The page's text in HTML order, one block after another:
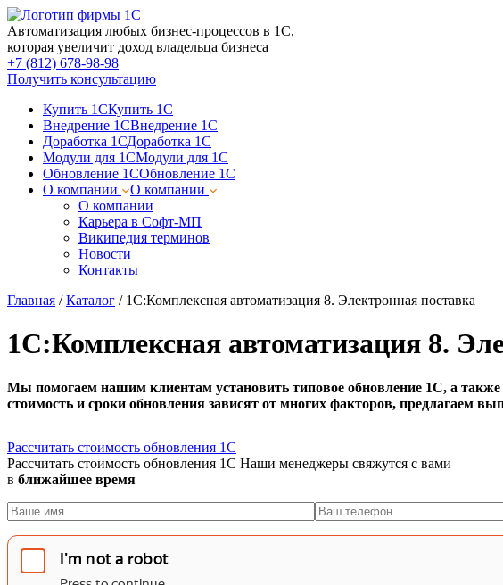
Автоматизация любых бизнес-процессов в 1С,
которая увеличит доход владельца бизнеса
+7 (812) 678-98-98
Получить консультацию
Купить 1СКупить 1С
Внедрение 1СВнедрение 1С
Доработка 1СДоработка 1С
Модули для 1СМодули для 1С
Обновление 1СОбновление 1С
О компании
О компании
О компании
Карьера в Софт-МП
Википедия терминов
Новости
Контакты
Главная /Каталог / 1С:Комплексная автоматизация 8. Электронная поставка
1С:Комплексная автоматизация 8.
Мы помогаем нашим клиентам установить типовое обновление 1С, а
стоимость и сроки обновления зависят от многих факторов, предлагаем
Рассчитать стоимость обновления 1С
Рассчитать стоимость обновления 1С Наши менеджеры свяжутся с вами
в ближайшее время